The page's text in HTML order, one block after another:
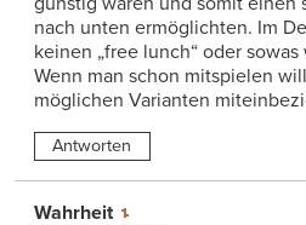
nach unten ermöglichten. Im
keinen „free lunch“ oder sowas
Wenn man schon mitspielen
möglichen Varianten
Antworten
Wahrheit